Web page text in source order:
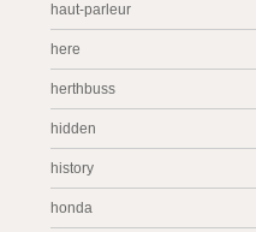
haut-parleur
here
herthbuss
hidden
history
honda